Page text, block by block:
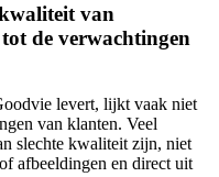
van
de verwachtingen
levert, lijkt vaak niet
van klanten. Veel
slechte kwaliteit zijn, niet
afbeeldingen en direct uit